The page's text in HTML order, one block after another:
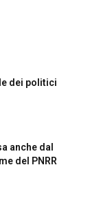
dei politici
anche dal
del PNRR